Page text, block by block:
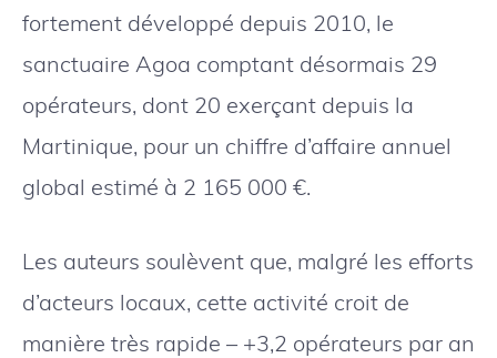
fortement développé depuis 2010, le
sanctuaire Agoa comptant désormais 29
opérateurs, dont 20 exerçant depuis la
Martinique, pour un chiffre d’affaire annuel
global estimé à 2 165 000 €.
Les auteurs soulèvent que, malgré les efforts
d’acteurs locaux, cette activité croit de
manière très rapide – +3,2 opérateurs par an